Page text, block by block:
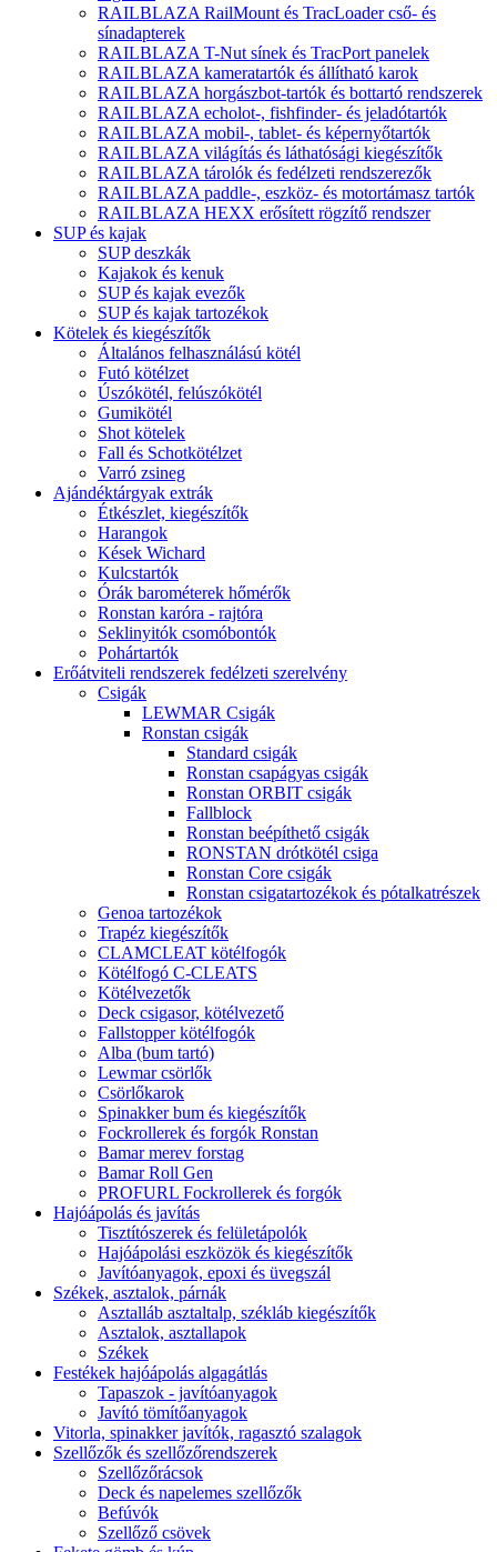
RAILBLAZA RailMount és TracLoader cső- és
sínadapterek
RAILBLAZA T-Nut sínek és TracPort panelek
RAILBLAZA kameratartók és állítható karok
RAILBLAZA horgászbot-tartók és bottartó rendszerek
RAILBLAZA echolot-, fishfinder- és jeladótartók
RAILBLAZA mobil-, tablet- és képernyőtartók
RAILBLAZA világítás és láthatósági kiegészítők
RAILBLAZA tárolók és fedélzeti rendszerezők
RAILBLAZA paddle-, eszköz- és motortámasz tartók
RAILBLAZA HEXX erősített rögzítő rendszer
SUP és kajak
SUP deszkák
Kajakok és kenuk
SUP és kajak evezők
SUP és kajak tartozékok
Kötelek és kiegészítők
Általános felhasználású kötél
Futó kötélzet
Úszókötél, felúszókötél
Gumikötél
Shot kötelek
Fall és Schotkötélzet
Varró zsineg
Ajándéktárgyak extrák
Étkészlet, kiegészítők
Harangok
Kések Wichard
Kulcstartók
Órák barométerek hőmérők
Ronstan karóra - rajtóra
Seklinyitók csomóbontók
Pohártartók
Erőátviteli rendszerek fedélzeti szerelvény
Csigák
LEWMAR Csigák
Ronstan csigák
Standard csigák
Ronstan csapágyas csigák
Ronstan ORBIT csigák
Fallblock
Ronstan beépíthető csigák
RONSTAN drótkötél csiga
Ronstan Core csigák
Ronstan csigatartozékok és pótalkatrészek
Genoa tartozékok
Trapéz kiegészítők
CLAMCLEAT kötélfogók
Kötélfogó C-CLEATS
Kötélvezetők
Deck csigasor, kötélvezető
Fallstopper kötélfogók
Alba (bum tartó)
Lewmar csörlők
Csörlőkarok
Spinakker bum és kiegészítők
Fockrollerek és forgók Ronstan
Bamar merev forstag
Bamar Roll Gen
PROFURL Fockrollerek és forgók
Hajóápolás és javítás
Tisztítószerek és felületápolók
Hajóápolási eszközök és kiegészítők
Javítóanyagok, epoxi és üvegszál
Székek, asztalok, párnák
Asztalláb asztaltalp, székláb kiegészítők
Asztalok, asztallapok
Székek
Festékek hajóápolás algagátlás
Tapaszok - javítóanyagok
Javító tömítőanyagok
Vitorla, spinakker javítók, ragasztó szalagok
Szellőzők és szellőzőrendszerek
Szellőzőrácsok
Deck és napelemes szellőzők
Befúvók
Szellőző csövek